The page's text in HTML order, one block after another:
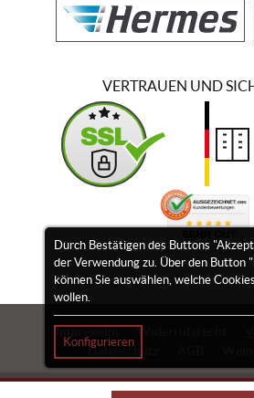
Durch Bestätigen des Buttons
der Verwendung zu. Über den Button
können Sie auswählen, welche
wollen.
Konfigurieren
VERTRAUEN UND
Impressum Widerrufsrecht
Datenschutz